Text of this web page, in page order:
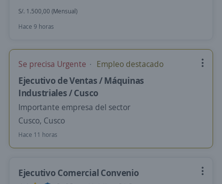
S/. 1.500,00 (Mensual)
Hace 9 horas
Se precisa Urgente Empleo destacado
Ejecutivo de Ventas / Máquinas
Industriales / Cusco
Importante empresa del sector
Cusco, Cusco
Hace 11 horas
Ejecutivo Comercial Convenio